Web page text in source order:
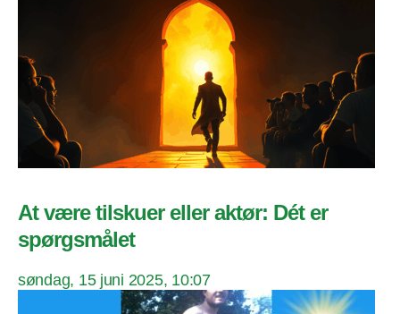
At være tilskuer eller aktør: Dét er
spørgsmålet
søndag, 15 juni 2025, 10:07